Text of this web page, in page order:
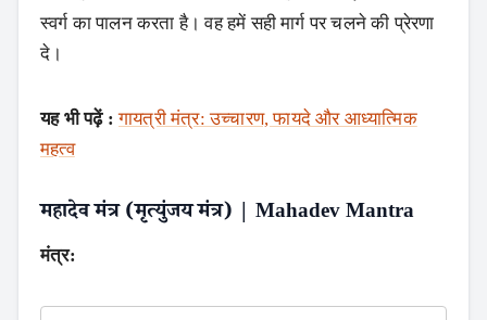
स्वर्ग का पालन करता है। वह हमें सही मार्ग पर चलने की प्रेरणा
दे।
यह भी पढ़ें :गायत्री मंत्र: उच्चारण, फायदे और आध्यात्मिक
महत्व
महादेव मंत्र (मृत्युंजय मंत्र) | Mahadev Mantra
मंत्र: